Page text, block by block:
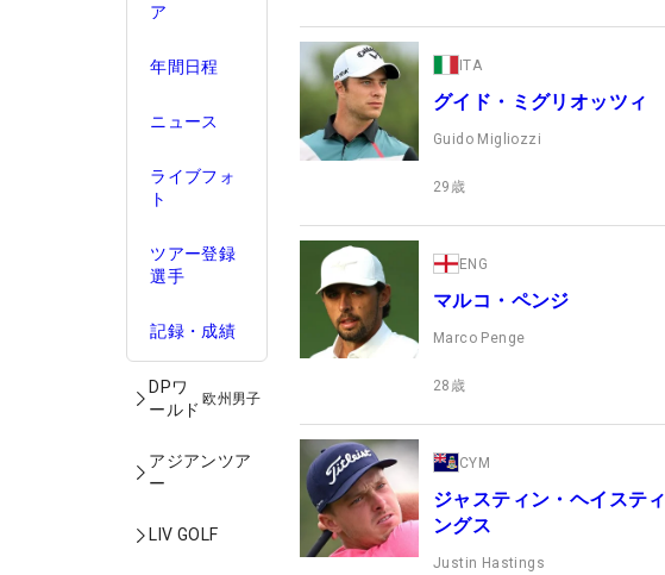
ア
年間日程
ニュース
ライブフォ
ト
ツアー登録
選手
記録・成績
DPワ
ールド
欧州男子
アジアンツア
ー
LIV GOLF
ITA
グイド・ミグリオッツィ
Guido Migliozzi
29 歳
ENG
マルコ・ペンジ
Marco Penge
28 歳
CYM
ジャスティン・ヘイスティ
ングス
Justin Hastings